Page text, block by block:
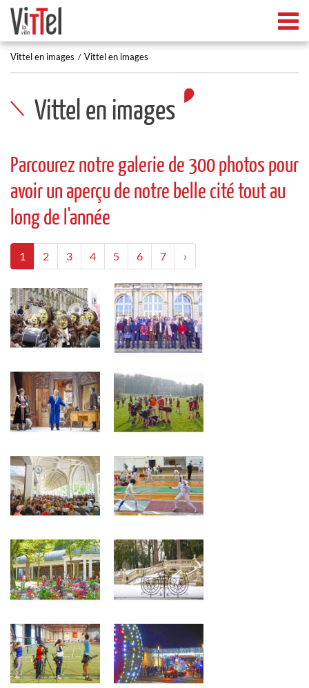
Vittel en images Vittel en images
Vittel en images
Parcourez notre galerie de 300 photos pour
avoir un aperçu de notre belle cité tout au
long de l'année
1 2 3 4 5 6 7 ›